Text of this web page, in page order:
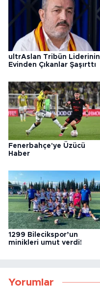
ultrAslan Tribün Liderinin
Evinden Çıkanlar Şaşırttı
Fenerbahçe'ye Üzücü
Haber
1299 Bilecikspor’un
minikleri umut verdi!
Yorumlar